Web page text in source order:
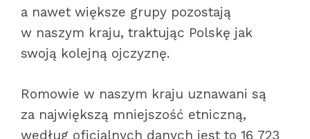
a nawet większe grupy pozostają
w naszym kraju, traktując Polskę jak
swoją kolejną ojczyznę.
Romowie w naszym kraju uznawani są
za największą mniejszość etniczną,
według oficjalnych danych jest to 16 723